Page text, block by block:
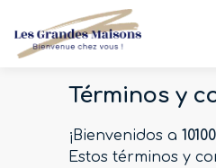
Términos y
¡Bienvenidos a
Estos términos y